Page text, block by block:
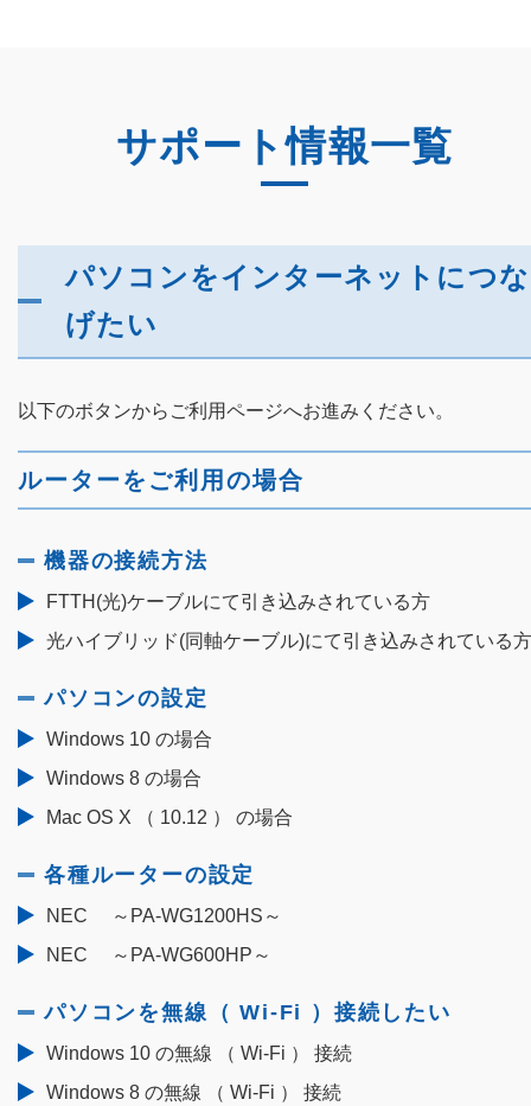
サポート情報一覧
パソコンをインターネットにつな
げたい
以下のボタンからご利用ページへお進みください。
ルーターをご利用の場合
機器の接続方法
FTTH(光)ケーブルにて引き込みされている方
光ハイブリッド(同軸ケーブル)にて引き込みされている方
パソコンの設定
Windows 10 の場合
Windows 8 の場合
Mac OS X （ 10.12 ） の場合
各種ルーターの設定
NEC ～PA-WG1200HS～
NEC ～PA-WG600HP～
パソコンを無線（ Wi-Fi ）接続したい
Windows 10 の無線 （ Wi-Fi ） 接続
Windows 8 の無線 （ Wi-Fi ） 接続